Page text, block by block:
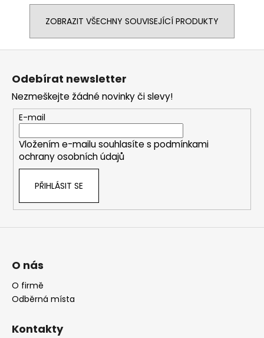
ZOBRAZIT VŠECHNY SOUVISEJÍCÍ PRODUKTY
Odebírat newsletter
Nezmeškejte žádné novinky či slevy!
E-mail
Vložením e-mailu souhlasíte s podmínkami
ochrany osobních údajů
PŘIHLÁSIT SE
O nás
O firmě
Odběrná místa
Kontakty